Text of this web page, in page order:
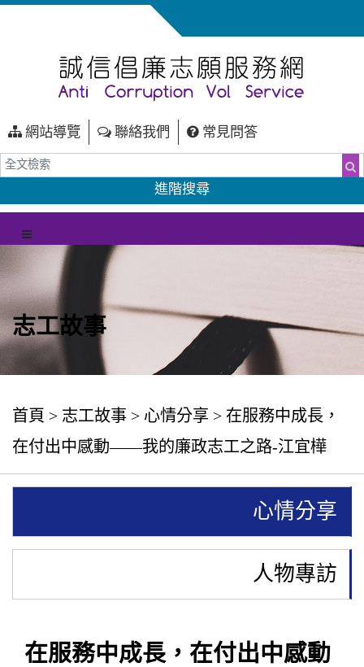
網站導覽 聯絡我們 常見問答
搜
進階搜尋
選單
志工故事
首頁 > 志工故事 > 心情分享 > 在服務中成長，
在付出中感動——我的廉政志工之路-江宜樺
心情分享
人物專訪
在服務中成長，在付出中感動